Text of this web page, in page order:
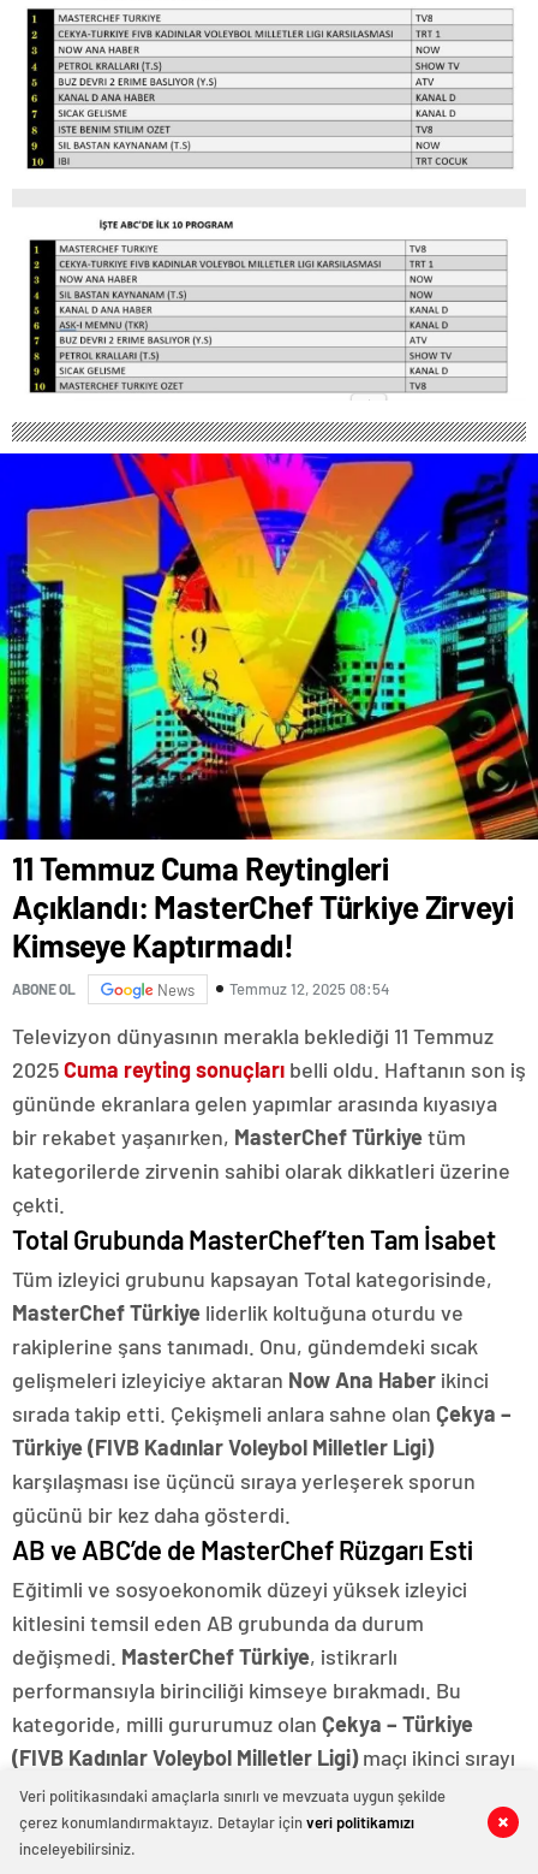
0 0
0 0
0 0
0 0
0 0
0 0
11 Temmuz Cuma Reytingleri
Açıklandı: MasterChef Türkiye Zirveyi
Kimseye Kaptırmadı!
ABONE OL News Temmuz 12, 2025 08:54
0 0
Televizyon dünyasının merakla beklediği 11 Temmuz
2025Cuma reyting sonuçları belli oldu. Haftanın son iş
gününde ekranlara gelen yapımlar arasında kıyasıya
bir rekabet yaşanırken, MasterChef Türkiyetüm
kategorilerde zirvenin sahibi olarak dikkatleri üzerine
çekti.
Total Grubunda MasterChef’ten Tam İsabet
Tüm izleyici grubunu kapsayan Total kategorisinde,
MasterChef Türkiye liderlik koltuğuna oturdu ve
rakiplerine şans tanımadı. Onu, gündemdeki sıcak
gelişmeleri izleyiciye aktaran Now Ana Haber ikinci
sırada takip etti. Çekişmeli anlara sahne olan Çekya –
Türkiye (FIVB Kadınlar Voleybol Milletler Ligi)
karşılaşması ise üçüncü sıraya yerleşerek sporun
gücünü bir kez daha gösterdi.
AB ve ABC’de de MasterChef Rüzgarı Esti
Eğitimli ve sosyoekonomik düzeyi yüksek izleyici
kitlesini temsil eden AB grubunda da durum
değişmedi. MasterChef Türkiye, istikrarlı
performansıyla birinciliği kimseye bırakmadı. Bu
kategoride, milli gururumuz olan Çekya – Türkiye
(FIVB Kadınlar Voleybol Milletler Ligi)maçı ikinci sırayı
alırken,Now Ana Haberüçüncü sırada kendine yer
buldu.
Benzer bir tablo ABC kategorisinde de gözlendi.
0 0
Veri politikasındaki amaçlarla sınırlı ve mevzuata uygun şekilde
çerez konumlandırmaktayız. Detaylar içinveri politikamızı
inceleyebilirsiniz.